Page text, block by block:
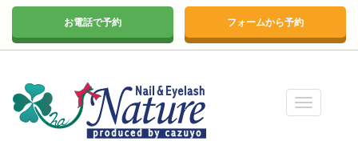
お電話で予約 フォームから予約